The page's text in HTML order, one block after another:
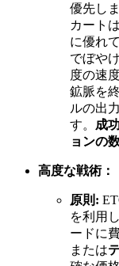
優先し
カート
に優れ
でぼや
度の速
鉱脈を
ルの出
す。 成
ョンの
高度な戦術：
原則:
を利用
ードに
または